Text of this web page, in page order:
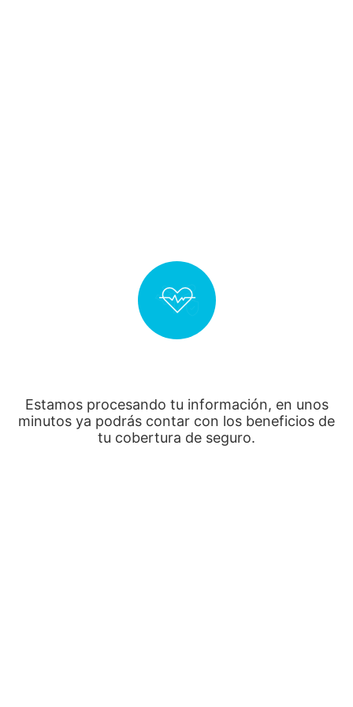
Estamos procesando tu información, en unos
minutos ya podrás contar con los beneficios de
tu cobertura de seguro.